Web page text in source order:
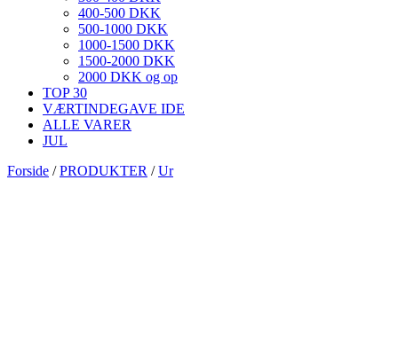
400-500 DKK
500-1000 DKK
1000-1500 DKK
1500-2000 DKK
2000 DKK og op
TOP 30
VÆRTINDEGAVE IDE
ALLE VARER
JUL
Forside /PRODUKTER /Ur